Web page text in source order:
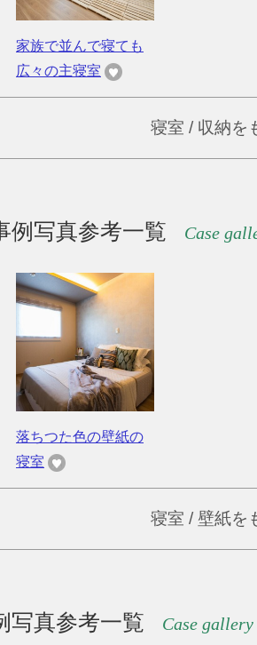
家族で並んで寝ても
広々の主寝室
寝室 / 収納を
例写真参考一覧 Case
落ちつた色の壁紙の
寝室
寝室 / 壁紙を
写真参考一覧 Case gallery